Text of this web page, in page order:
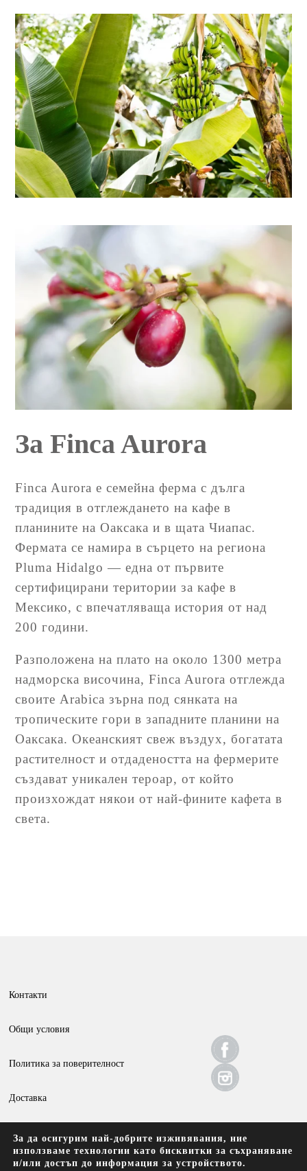
За Finca Aurora
Finca Aurora е семейна ферма с дълга
традиция в отглеждането на кафе в
планините на Оаксака и в щата Чиапас.
Фермата се намира в сърцето на региона
Pluma Hidalgo — една от първите
сертифицирани територии за кафе в
Мексико, с впечатляваща история от над
200 години.
Разположена на плато на около 1300 метра
надморска височина, Finca Aurora отглежда
своите Arabica зърна под сянката на
тропическите гори в западните планини на
Оаксака. Океанският свеж въздух, богатата
растителност и отдадеността на фермерите
създават уникален тероар, от който
произхождат някои от най-фините кафета в
света.
Контакти
Общи условия
Политика за поверителност
Доставка
Връщане и анулиране
За да осигурим най-добрите изживявания, ние
използваме технологии като бисквитки за съхраняване
и/или достъп до информация за устройството.